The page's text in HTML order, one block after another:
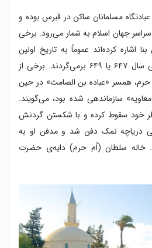
مسلمانان ساکن در قبرس بوده و
جهان اسلام به شمار می‌رود. برخی
اشاره کرده‌اند عموماً به تاریخ اولین
حملات اعراب به قبرس یعنی سال ۶۴۷ یا ۶۴۹ برمی‌گردند. برخی از
حرم، همسر «عباده بن الصامت» در حین
سازماندهی شده بود، می‌گویند.
خود سقوط کرده و با شکستن گردنش
دریاچه نمک دفن شد و مدفن او به
خاله سلطان (اُم حرم) دایه‌ی حضرت